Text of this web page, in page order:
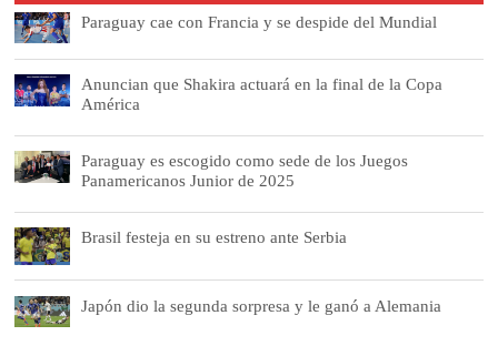
Paraguay cae con Francia y se despide del Mundial
Anuncian que Shakira actuará en la final de la Copa
América
Paraguay es escogido como sede de los Juegos
Panamericanos Junior de 2025
Brasil festeja en su estreno ante Serbia
Japón dio la segunda sorpresa y le ganó a Alemania